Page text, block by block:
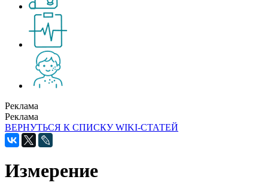
Реклама
Реклама
ВЕРНУТЬСЯ К СПИСКУ WIKI-СТАТЕЙ
Измерение